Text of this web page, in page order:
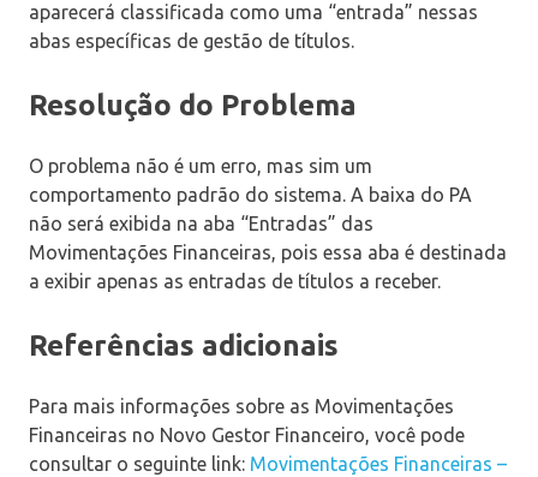
aparecerá classificada como uma “entrada” nessas
abas específicas de gestão de títulos.
Resolução do Problema
O problema não é um erro, mas sim um
comportamento padrão do sistema. A baixa do PA
não será exibida na aba “Entradas” das
Movimentações Financeiras, pois essa aba é destinada
a exibir apenas as entradas de títulos a receber.
Referências adicionais
Para mais informações sobre as Movimentações
Financeiras no Novo Gestor Financeiro, você pode
consultar o seguinte link: Movimentações Financeiras –